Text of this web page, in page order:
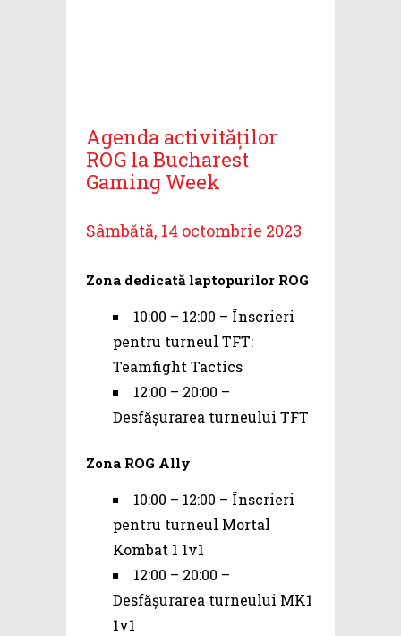
Agenda activităților
ROG la Bucharest
Gaming Week
Sâmbătă, 14 octombrie 2023
Zona dedicată laptopurilor ROG
10:00 – 12:00 – Înscrieri
pentru turneul TFT:
Teamfight Tactics
12:00 – 20:00 –
Desfășurarea turneului TFT
Zona ROG Ally
10:00 – 12:00 – Înscrieri
pentru turneul Mortal
Kombat 1 1v1
12:00 – 20:00 –
Desfășurarea turneului MK1
1v1